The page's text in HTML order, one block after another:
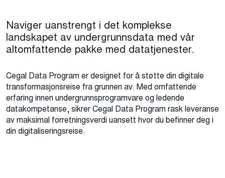
Naviger uanstrengt i det komplekse
landskapet av undergrunnsdata med vår
altomfattende pakke med datatjenester.
Cegal Data Program er designet for å støtte din digitale
transformasjonsreise fra grunnen av. Med omfattende
erfaring innen undergrunnsprogramvare og ledende
datakompetanse, sikrer Cegal Data Program rask leveranse
av maksimal forretningsverdi uansett hvor du befinner deg i
din digitaliseringsreise.